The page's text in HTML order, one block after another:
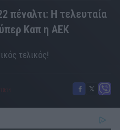
πέναλτι: Η τελευταία
Καπ η ΑΕΚ
τελικός!
10:14